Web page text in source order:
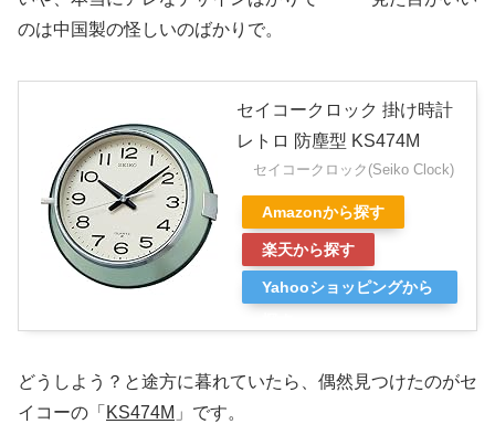
のは中国製の怪しいのばかりで。
セイコークロック 掛け時計
レトロ 防塵型 KS474M
セイコークロック(Seiko Clock)
Amazonから探す
楽天から探す
Yahooショッピングから
どうしよう？と途方に暮れていたら、偶然見つけたのがセ
イコーの「 KS474M 」です。